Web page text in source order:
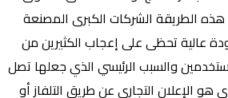
الطريقة الشركات الكبرى المصنعة
عالية تحظى على إعجاب الكثيرين من
والسبب الرئيسي الذي جعلها تصل
هو الإعلان التجاري عن طريق التلفاز أو